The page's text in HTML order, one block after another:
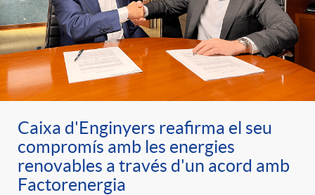
Caixa d'Enginyers reafirma el seu
compromís amb les energies
renovables a través d'un acord amb
Factorenergia